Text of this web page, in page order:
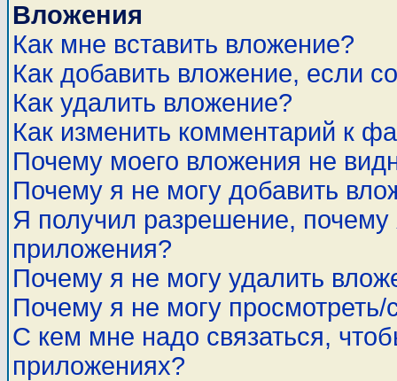
Вложения
Как мне вставить вложение?
Как добавить вложение, если
Как удалить вложение?
Как изменить комментарий к
Почему моего вложения не
Почему я не могу добавить
Я получил разрешение,
приложения?
Почему я не могу удалить
Почему я не могу просмотреть/
С кем мне надо связаться,
приложениях?